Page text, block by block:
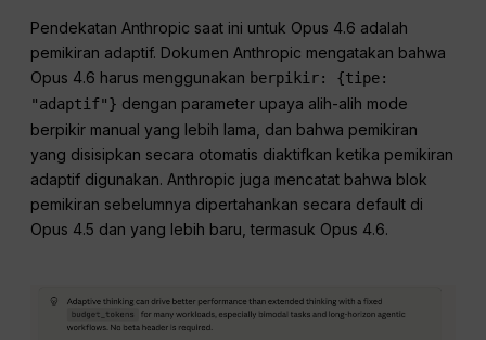
Pendekatan Anthropic saat ini untuk Opus 4.6 adalah
pemikiran adaptif. Dokumen Anthropic mengatakan bahwa
Opus 4.6 harus menggunakan berpikir: {tipe:
"adaptif"} dengan parameter upaya alih-alih mode
berpikir manual yang lebih lama, dan bahwa pemikiran
yang disisipkan secara otomatis diaktifkan ketika pemikiran
adaptif digunakan. Anthropic juga mencatat bahwa blok
pemikiran sebelumnya dipertahankan secara default di
Opus 4.5 dan yang lebih baru, termasuk Opus 4.6.